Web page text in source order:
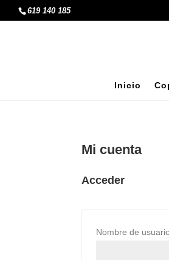
619 140 185
Inicio
Mi cuenta
Acceder
Nombre de